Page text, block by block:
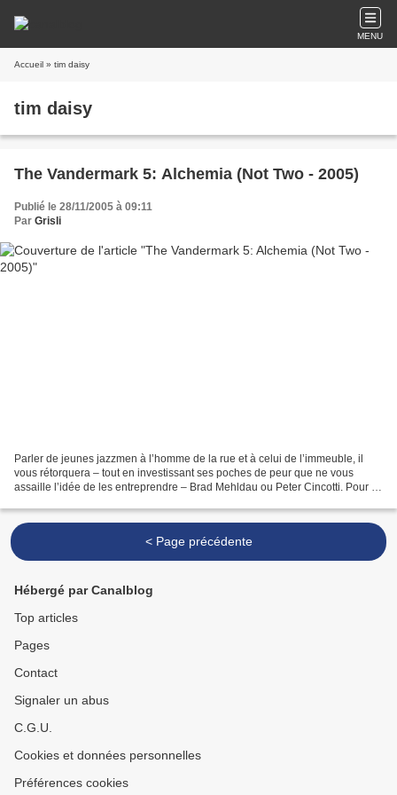
MENU
Accueil » tim daisy
tim daisy
The Vandermark 5: Alchemia (Not Two - 2005)
Publié le 28/11/2005 à 09:11
Par Grisli
Parler de jeunes jazzmen à l’homme de la rue et à celui de l’immeuble, il
vous rétorquera – tout en investissant ses poches de peur que ne vous
assaille l’idée de les entreprendre – Brad Mehldau ou Peter Cincotti. Pour ce
< Page précédente
Hébergé par Canalblog
Top articles
Pages
Contact
Signaler un abus
C.G.U.
Cookies et données personnelles
Préférences cookies